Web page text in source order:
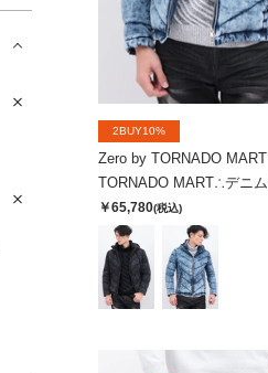
2BUY10%
Zero by TORNADO MART
￥65,780(税込)